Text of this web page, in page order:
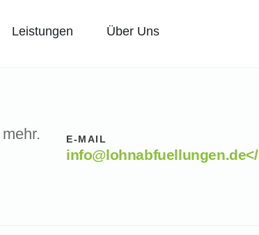
Leistungen Über Uns
E-MAIL
info@lohnabfuellungen.de</